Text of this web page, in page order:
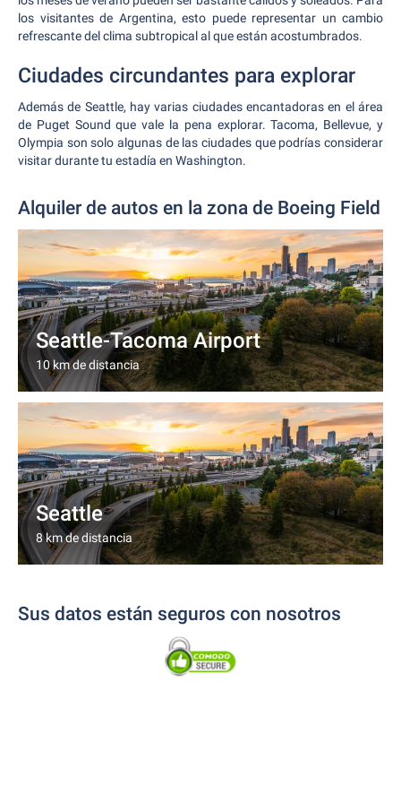
los visitantes de Argentina, esto puede representar un cambio
refrescante del clima subtropical al que están acostumbrados.
Ciudades circundantes para explorar
Además de Seattle, hay varias ciudades encantadoras en el área
de Puget Sound que vale la pena explorar. Tacoma, Bellevue, y
Olympia son solo algunas de las ciudades que podrías considerar
visitar durante tu estadía en Washington.
Alquiler de autos en la zona de Boeing Field
Seattle-Tacoma Airport
10 km de distancia
Seattle
8 km de distancia
Sus datos están seguros con nosotros